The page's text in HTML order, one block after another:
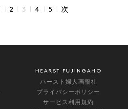
| 2 | 3 | 4 | 5 | 次
HEARST FUJINGAHO
ハースト婦人画報社
プライバシーポリシー
サービス利用規約